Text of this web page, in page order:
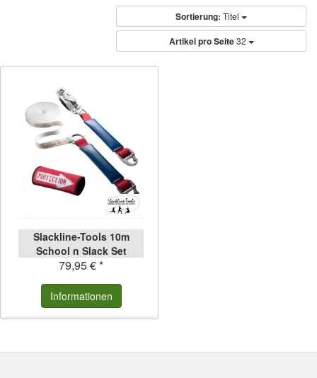
Sortierung: Titel
Artikel pro Seite 32
Slackline-Tools 10m
School n Slack Set
79,95 € *
Informationen